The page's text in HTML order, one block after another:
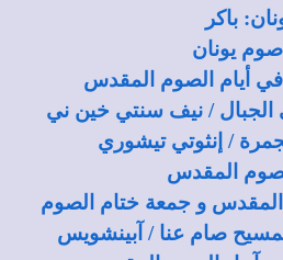
باكر
يونان
أيام الصوم المقدس
الجبال / نيف سنتي خين ني
/ إنثوتي تيشوري
المقدس
و جمعة ختام الصوم
صام عنا / آبينشويس